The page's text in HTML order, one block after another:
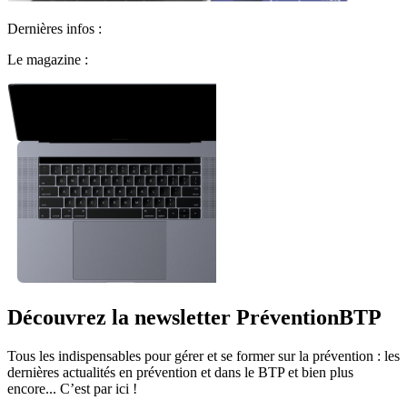
Dernières infos :
Le magazine :
Découvrez la newsletter PréventionBTP
Tous les indispensables pour gérer et se former sur la prévention : les
dernières actualités en prévention et dans le BTP et bien plus
encore... C’est par ici !